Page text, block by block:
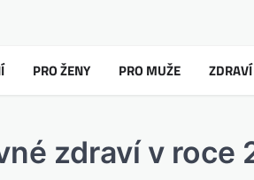
PRO ŽENY PRO MUŽE ZDRAVÍ
zdraví v roce